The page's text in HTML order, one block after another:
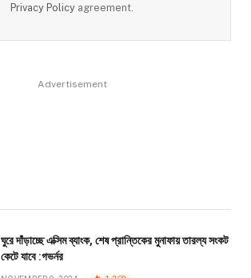
Privacy Policy agreement.
Advertisement
ঘুরে দাঁড়াচ্ছে এক্সিম ব্যাংক, শেষ প্রান্তিকের মুনাফায় তারল্য সংকট
কেটে যাবে :গভর্নর